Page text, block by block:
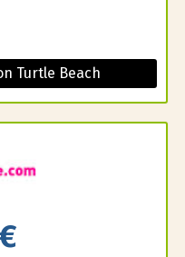
Turtle Beach